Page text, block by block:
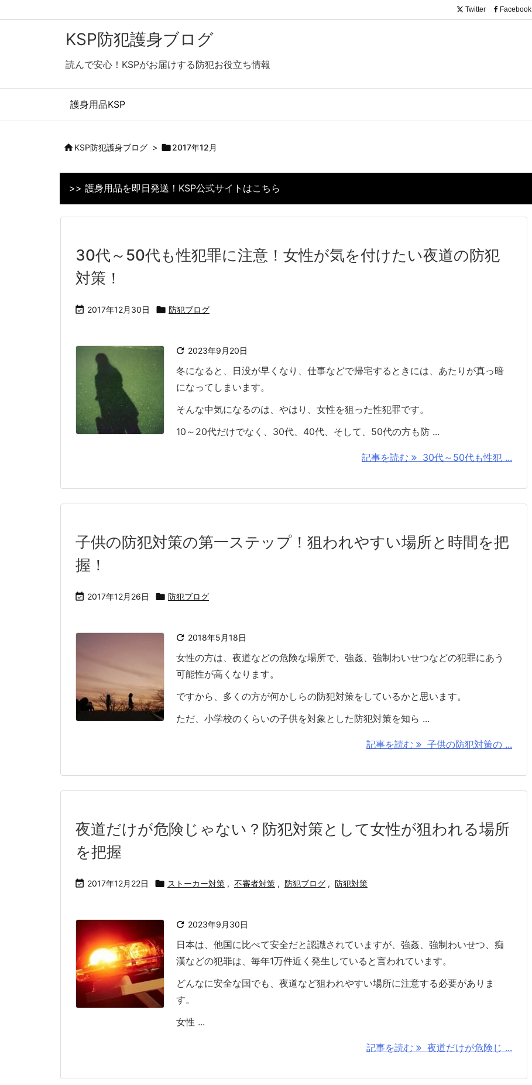
KSP防犯護身ブログ
読んで安心！KSPがお届けする防犯お役立ち情報
護身用品KSP
Twitter Facebook
KSP防犯護身ブログ > 2017年12月
>> 護身用品を即日発送！KSP公式サイトはこちら
30代～50代も性犯罪に注意！女性が気を付けたい夜道の防犯
対策！
 2017年12月30日  防犯ブログ
 2023年9月20日
冬になると、日没が早くなり、仕事などで帰宅するときには、あたりが真っ暗
になってしまいます。
そんな中気になるのは、やはり、女性を狙った性犯罪です。
10～20代だけでなく、30代、40代、そして、50代の方も防 ...
記事を読む 30代～50代も性犯 ...
子供の防犯対策の第一ステップ！狙われやすい場所と時間を把
握！
 2017年12月26日  防犯ブログ
 2018年5月18日
女性の方は、夜道などの危険な場所で、強姦、強制わいせつなどの犯罪にあう
可能性が高くなります。
ですから、多くの方が何かしらの防犯対策をしているかと思います。
ただ、小学校のくらいの子供を対象とした防犯対策を知ら ...
記事を読む 子供の防犯対策の ...
夜道だけが危険じゃない？防犯対策として女性が狙われる場所
を把握
 2017年12月22日  ストーカー対策 , 不審者対策 , 防犯ブログ , 防犯対策
 2023年9月30日
日本は、他国に比べて安全だと認識されていますが、強姦、強制わいせつ、痴
漢などの犯罪は、毎年1万件近く発生していると言われています。
どんなに安全な国でも、夜道など狙われやすい場所に注意する必要がありま
す。
女性 ...
記事を読む 夜道だけが危険じ ...